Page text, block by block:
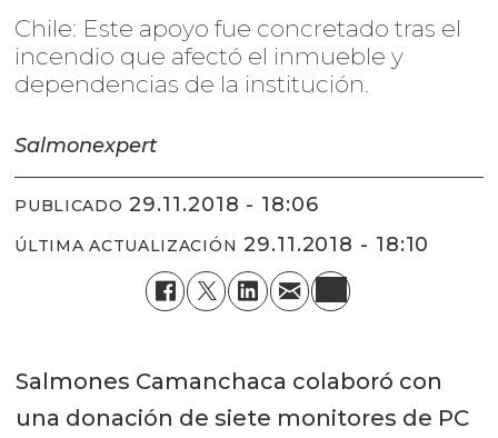
Chile: Este apoyo fue concretado tras el
incendio que afectó el inmueble y
dependencias de la institución.
Salmonexpert
PUBLICADO 29.11.2018 - 18:06
ÚLTIMA ACTUALIZACIÓN 29.11.2018 - 18:10
Salmones Camanchaca colaboró con
una donación de siete monitores de PC